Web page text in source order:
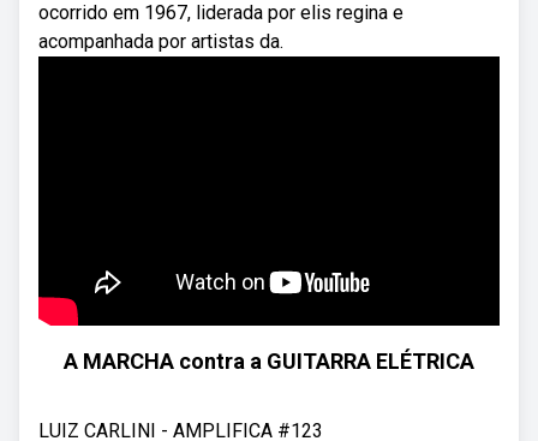
ocorrido em 1967, liderada por elis regina e
acompanhada por artistas da.
A MARCHA contra a GUITARRA ELÉTRICA
LUIZ CARLINI - AMPLIFICA #123